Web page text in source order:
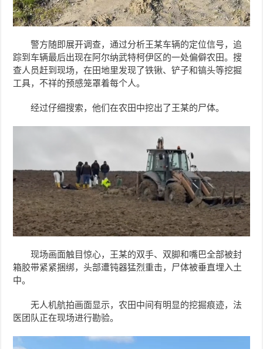
警方随即展开调查，通过分析王某车辆的定位信号，追
踪到车辆最后出现在阿尔纳武特柯伊区的一处偏僻农田。搜
查人员赶到现场，在田地里发现了铁锹、铲子和镐头等挖掘
工具，不祥的预感笼罩着每个人。
经过仔细搜索，他们在农田中挖出了王某的尸体。
现场画面触目惊心， 王某的双手、双脚和嘴巴全部被封
箱胶带紧紧捆绑，头部遭钝器猛烈重击，尸体被垂直埋入土
中。
无人机航拍画面显示，农田中间有明显的挖掘痕迹，法
医团队正在现场进行勘验。